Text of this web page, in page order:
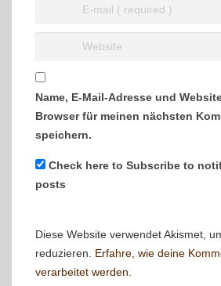
Name, E-Mail-Adresse und
Browser für meinen nächsten
speichern.
Check here to Subscribe to
posts
Diese Website verwendet Akismet,
reduzieren. Erfahre, wie deine
verarbeitet werden.